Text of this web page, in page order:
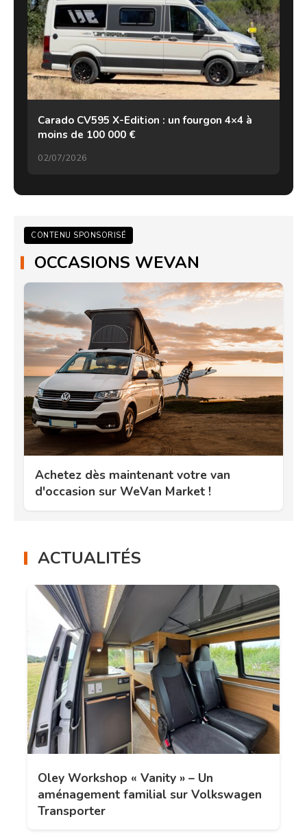
Carado CV595 X-Edition : un fourgon 4×4 à
moins de 100 000 €
02/07/2026
CONTENU SPONSORISÉ
OCCASIONS WEVAN
Achetez dès maintenant votre van
d'occasion sur WeVan Market !
ACTUALITÉS
Oley Workshop « Vanity » – Un
aménagement familial sur Volkswagen
Transporter